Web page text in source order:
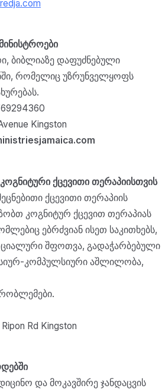
ბიბლიაზე დაფუძნებული
რომელიც უზრუნველყოფს
Kingston
ქცევითი თერაპიისთვის
ქცევითი თერაპიის
კოგნიტურ ქცევით თერაპიას
ებრძვიან ისეთ საკითხებს,
შფოთვა, გადაჭარბებული
კომპულსიური აშლილობა,
Rd Kingston
და მოკავშირე ჯანდაცვის